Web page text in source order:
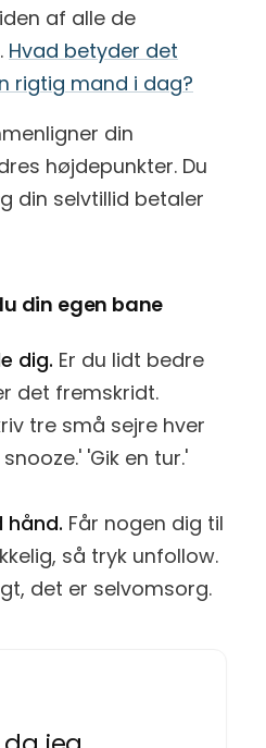
af alle de
Hvad betyder det
rigtig mand i dag?
din
højdepunkter. Du
din selvtillid betaler
din egen bane
dig. Er du lidt bedre
det fremskridt.
tre små sejre hver
'Gik en tur.'
hånd. Får nogen dig til
så tryk unfollow.
det er selvomsorg.